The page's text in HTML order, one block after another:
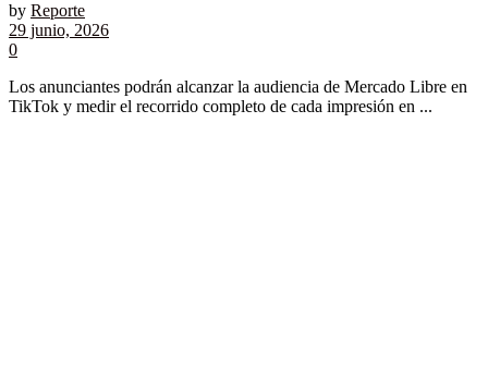
by Reporte
29 junio, 2026
0
Los anunciantes podrán alcanzar la audiencia de Mercado Libre en
TikTok y medir el recorrido completo de cada impresión en ...